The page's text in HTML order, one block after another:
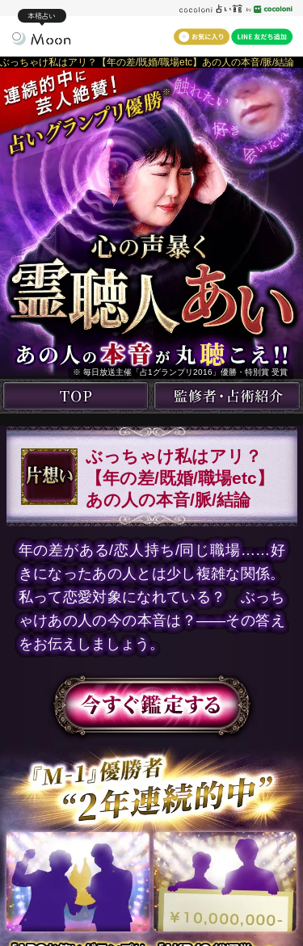
本格占い
ぶっちゃけ私はアリ？【年の差/既婚/職場etc】あの人の本音/脈/結論
※
※ 毎日放送主催「占1グランプリ2016」優勝・特別賞 受賞
ぶっちゃけ私はアリ？
【年の差/既婚/職場etc】
あの人の本音/脈/結論
年の差がある/恋人持ち/同じ職場……好
きになったあの人とは少し複雑な関係。
私って恋愛対象になれている？ ぶっち
ゃけあの人の今の本音は？――その答え
をお伝えしましょう。